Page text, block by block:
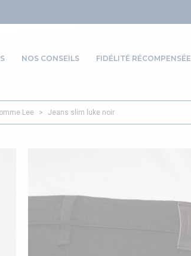
NOS CONSEILS FIDÉLITÉ RÉCOMPENSÉE
Lee > Jeans slim luke noir